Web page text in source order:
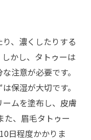
、濃くしたりする
かし、タトゥーは
注意が必要です。
保湿が大切です。
ムを塗布し、皮膚
た、眉毛タトゥー
日程度かかりま